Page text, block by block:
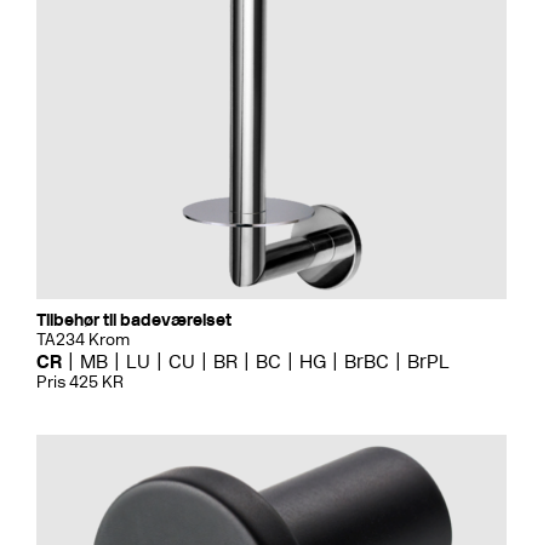
Tilbehør til badeværelset
TA234 Krom
CR MB LU CU BR BC HG BrBC BrPL
Pris 425 KR